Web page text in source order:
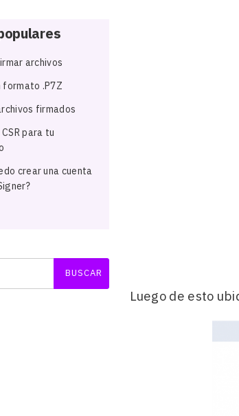
archivos
formato .P7Z
firmados
para tu
crear una cuenta
Luego de esto